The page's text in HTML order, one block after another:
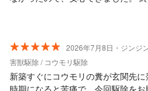
り 何の不安もなくお願いできたの
2026年7月8日・ジンジ
害獣駆除 / コウモリ駆除
新築すぐにコウモリの糞が玄関先に
時期になると苦痛で、今回駆除を